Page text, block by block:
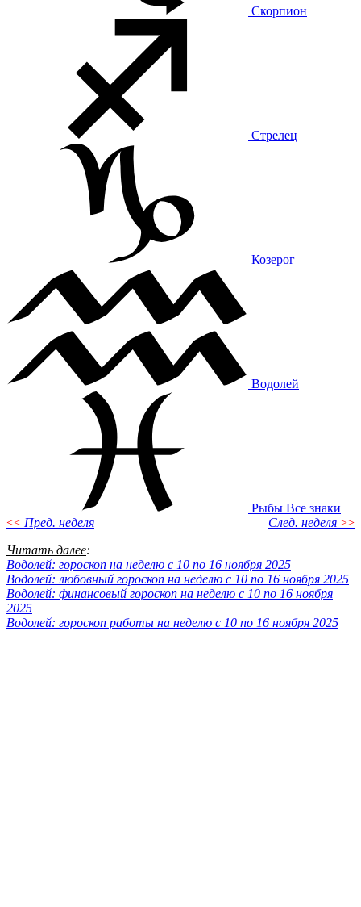
Скорпион
Стрелец
Козерог
Водолей
Рыбы Все знаки
<< Пред. неделя След. неделя >>
Читать далее:
Водолей: гороскоп на неделю с 10 по 16 ноября 2025
Водолей: любовный гороскоп на неделю с 10 по 16 ноября 2025
Водолей: финансовый гороскоп на неделю с 10 по 16 ноября
2025
Водолей: гороскоп работы на неделю с 10 по 16 ноября 2025